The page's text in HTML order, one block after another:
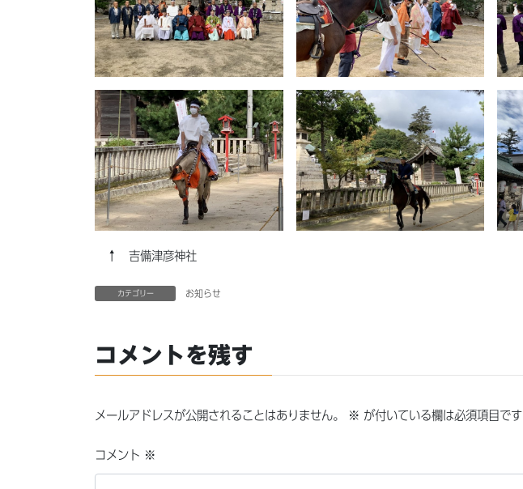
↑ 吉備津彦神社
カテゴリー お知らせ
コメントを残す
メールアドレスが公開されることはありません。 ※ が付いている欄は必須項目です
コメント ※